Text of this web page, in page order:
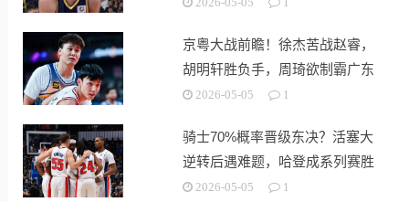
2026-05-05 1
京粤大战前瞻！徐杰苦战赵睿，
胡明轩胜负手，周琦欲制霸广东
内线
2026-05-05 1
骑士70%概率晋级东决？活塞大
逆转后遇难题，哈登成系列赛胜
负手
2026-05-05 1